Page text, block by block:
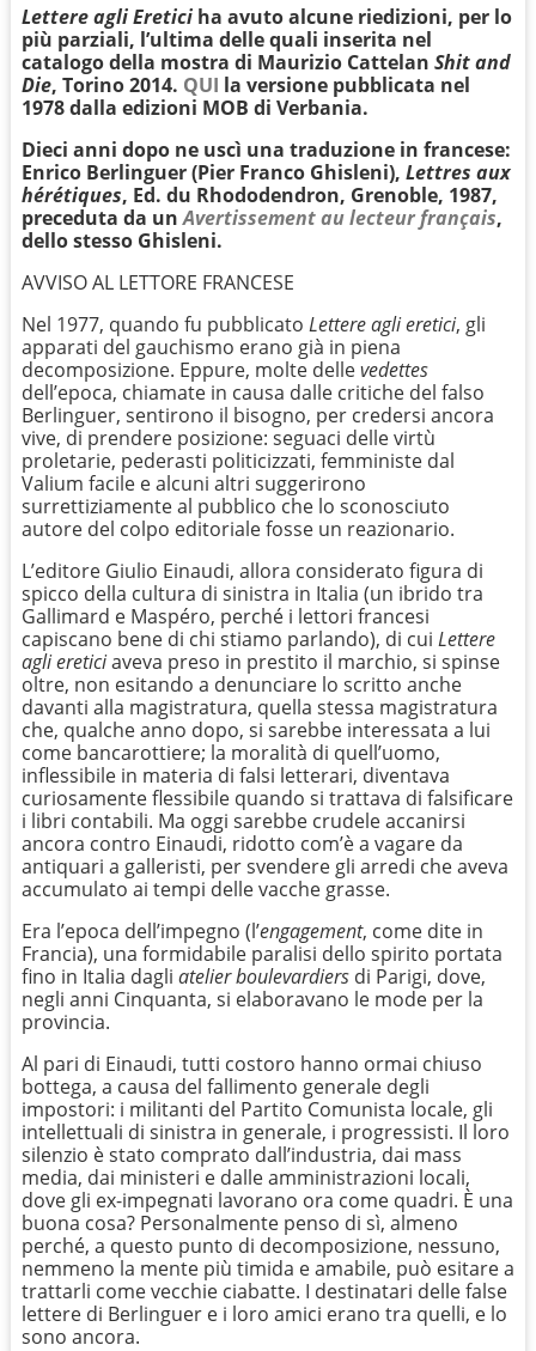
Lettere agli Ereticiha avuto alcune riedizioni, per lo
più parziali, l’ultima delle quali inserita nel
catalogo della mostra di Maurizio Cattelan Shit and
Die, Torino 2014. QUI la versione pubblicata nel
1978 dalla edizioni MOB di Verbania.
Dieci anni dopo ne uscì una traduzione in francese:
Enrico Berlinguer (Pier Franco Ghisleni), Lettres aux
hérétiques, Ed. du Rhododendron, Grenoble, 1987,
preceduta da unAvertissement au lecteur français,
dello stesso Ghisleni.
AVVISO AL LETTORE FRANCESE
Nel 1977, quando fu pubblicato Lettere agli eretici, gli
apparati del gauchismo erano già in piena
decomposizione. Eppure, molte dellevedettes
dell’epoca, chiamate in causa dalle critiche del falso
Berlinguer, sentirono il bisogno, per credersi ancora
vive, di prendere posizione: seguaci delle virtù
proletarie, pederasti politicizzati, femministe dal
Valium facile e alcuni altri suggerirono
surrettiziamente al pubblico che lo sconosciuto
autore del colpo editoriale fosse un reazionario.
L’editore Giulio Einaudi, allora considerato figura di
spicco della cultura di sinistra in Italia (un ibrido tra
Gallimard e Maspéro, perché i lettori francesi
capiscano bene di chi stiamo parlando), di cui Lettere
agli ereticiaveva preso in prestito il marchio, si spinse
oltre, non esitando a denunciare lo scritto anche
davanti alla magistratura, quella stessa magistratura
che, qualche anno dopo, si sarebbe interessata a lui
come bancarottiere; la moralità di quell’uomo,
inflessibile in materia di falsi letterari, diventava
curiosamente flessibile quando si trattava di falsificare
i libri contabili. Ma oggi sarebbe crudele accanirsi
ancora contro Einaudi, ridotto com’è a vagare da
antiquari a galleristi, per svendere gli arredi che aveva
accumulato ai tempi delle vacche grasse.
Era l’epoca dell’impegno (l’engagement, come dite in
Francia), una formidabile paralisi dello spirito portata
fino in Italia dagli atelier boulevardiersdi Parigi, dove,
negli anni Cinquanta, si elaboravano le mode per la
provincia.
Al pari di Einaudi, tutti costoro hanno ormai chiuso
bottega, a causa del fallimento generale degli
impostori: i militanti del Partito Comunista locale, gli
intellettuali di sinistra in generale, i progressisti. Il loro
silenzio è stato comprato dall’industria, dai mass
media, dai ministeri e dalle amministrazioni locali,
dove gli ex-impegnati lavorano ora come quadri. È una
buona cosa? Personalmente penso di sì, almeno
perché, a questo punto di decomposizione, nessuno,
nemmeno la mente più timida e amabile, può esitare a
trattarli come vecchie ciabatte. I destinatari delle false
lettere di Berlinguer e i loro amici erano tra quelli, e lo
sono ancora.